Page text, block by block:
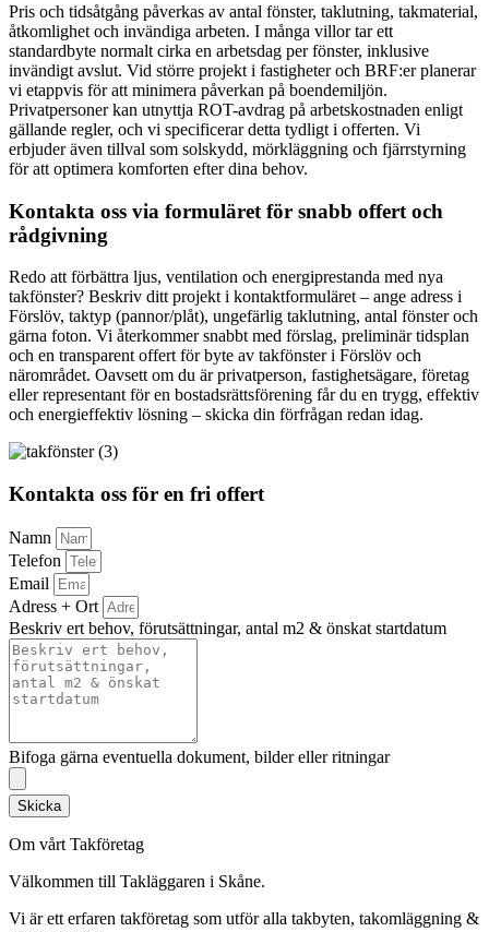
Pris och tidsåtgång påverkas av antal fönster, taklutning, takmaterial,
åtkomlighet och invändiga arbeten. I många villor tar ett
standardbyte normalt cirka en arbetsdag per fönster, inklusive
invändigt avslut. Vid större projekt i fastigheter och BRF:er planerar
vi etappvis för att minimera påverkan på boendemiljön.
Privatpersoner kan utnyttja ROT-avdrag på arbetskostnaden enligt
gällande regler, och vi specificerar detta tydligt i offerten. Vi
erbjuder även tillval som solskydd, mörkläggning och fjärrstyrning
för att optimera komforten efter dina behov.
Kontakta oss via formuläret för snabb offert och
rådgivning
Redo att förbättra ljus, ventilation och energiprestanda med nya
takfönster? Beskriv ditt projekt i kontaktformuläret – ange adress i
Förslöv, taktyp (pannor/plåt), ungefärlig taklutning, antal fönster och
gärna foton. Vi återkommer snabbt med förslag, preliminär tidsplan
och en transparent offert för byte av takfönster i Förslöv och
närområdet. Oavsett om du är privatperson, fastighetsägare, företag
eller representant för en bostadsrättsförening får du en trygg, effektiv
och energieffektiv lösning – skicka din förfrågan redan idag.
Kontakta oss för en fri offert
Namn
Telefon
Email
Adress + Ort
Beskriv ert behov, förutsättningar, antal m2 & önskat startdatum
Bifoga gärna eventuella dokument, bilder eller ritningar
Skicka
Om vårt Takföretag
Välkommen till Takläggaren i Skåne.
Vi är ett erfaren takföretag som utför alla takbyten, takomläggning &